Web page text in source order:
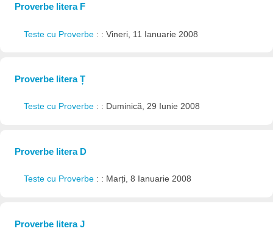
Proverbe litera F
Teste cu Proverbe : : Vineri, 11 Ianuarie 2008
Proverbe litera Ț
Teste cu Proverbe : : Duminică, 29 Iunie 2008
Proverbe litera D
Teste cu Proverbe : : Marți, 8 Ianuarie 2008
Proverbe litera J